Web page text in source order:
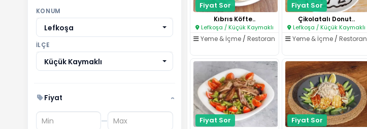
KONUM
Lefkoşa
İLÇE
Küçük Kaymaklı
Fiyat ›
—
Fiyat Sor
Kıbrıs Köfte..
Lefkoşa / Küçük Kaymaklı
Yeme & İçme /Restoran
Fiyat Sor
Çikolatalı Donut..
Lefkoşa / Küçük Kaymaklı
Yeme & İçme /Restoran
Fiyat Sor Fiyat Sor